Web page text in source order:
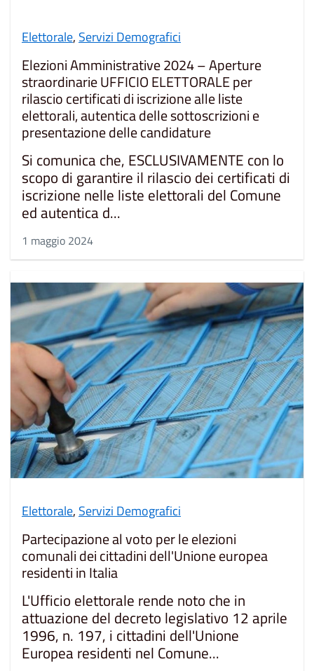
Elettorale, Servizi Demografici
Elezioni Amministrative 2024 – Aperture
straordinarie UFFICIO ELETTORALE per
rilascio certificati di iscrizione alle liste
elettorali, autentica delle sottoscrizioni e
presentazione delle candidature
Si comunica che, ESCLUSIVAMENTE con lo
scopo di garantire il rilascio dei certificati di
iscrizione nelle liste elettorali del Comune
ed autentica d...
1 maggio 2024
Elettorale, Servizi Demografici
Partecipazione al voto per le elezioni
comunali dei cittadini dell'Unione europea
residenti in Italia
L'Ufficio elettorale rende noto che in
attuazione del decreto legislativo 12 aprile
1996, n. 197, i cittadini dell'Unione
Europea residenti nel Comune...